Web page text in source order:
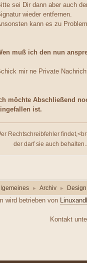
sei Dir dann aber auch
wieder entfernen.
kann es zu
muß ich den nun
mir ne Private
möchte Abschließend
ist.
Rechtschreibfehler
darf sie auch behalten...
► Archiv ►
wird betrieben von
Kontakt